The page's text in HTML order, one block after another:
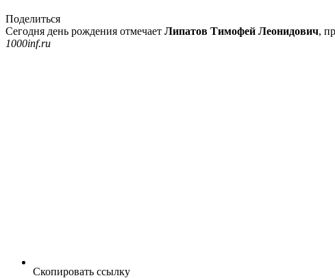
Поделиться
Сегодня день рождения отмечает Липатов Тимофей Леонидович,
1000inf.ru
Скопировать ссылку